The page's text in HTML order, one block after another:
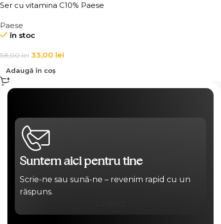
Ser cu vitamina C10% Paese
Paese
în stoc
58,00lei 33,00 lei
Adaugă în coș
Suntem aici pentru tine
Scrie-ne sau sună-ne – revenim rapid cu un
răspuns.